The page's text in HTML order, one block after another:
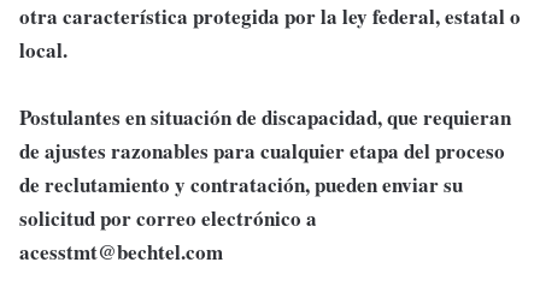
otra característica protegida por la ley federal, estatal o
local.
Postulantes en situación de discapacidad, que requieran
de ajustes razonables para cualquier etapa del proceso
de reclutamiento y contratación, pueden enviar su
solicitud por correo electrónico a
acesstmt@bechtel.com